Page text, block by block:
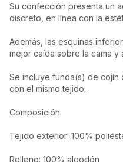
Su confección presenta un
discreto, en línea con la
Además, las esquinas
mejor caída sobre la cama y
Se incluye funda(s) de
con el mismo tejido.
Composición:
Tejido exterior: 100%
Relleno: 100% algodón